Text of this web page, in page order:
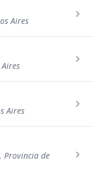
Aires
Aires
Provincia de